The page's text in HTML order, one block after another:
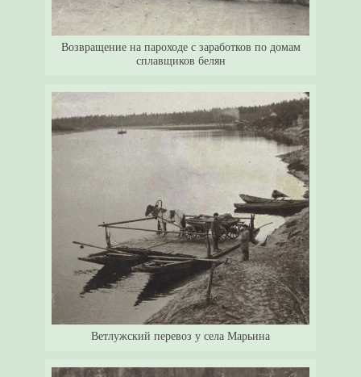
Возвращение на пароходе с заработков по домам
сплавщиков белян
Ветлужский перевоз у села Марьина